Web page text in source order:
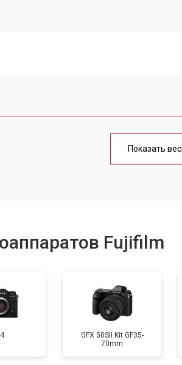
Показать
Fujifilm
GFX 50SII Kit GF35-
70mm